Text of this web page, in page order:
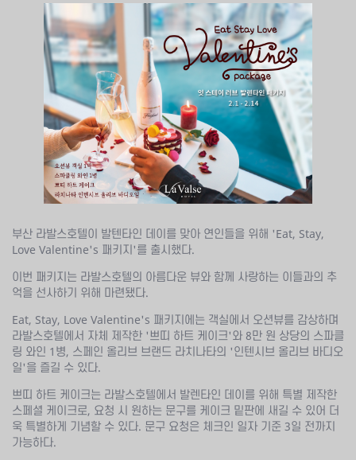
부산 라발스호텔이 발텐타인 데이를 맞아 연인들을 위해 'Eat, Stay,
Love Valentine's 패키지'를 출시했다.
이번 패키지는 라발스호텔의 아름다운 뷰와 함께 사랑하는 이들과의 추
억을 선사하기 위해 마련됐다.
Eat, Stay, Love Valentine's 패키지에는 객실에서 오션뷰를 감상하며
라발스호텔에서 자체 제작한 '쁘띠 하트 케이크'와 8만 원 상당의 스파클
링 와인 1병, 스페인 올리브 브랜드 라치나타의 '인텐시브 올리브 바디오
일'을 즐길 수 있다.
쁘띠 하트 케이크는 라발스호텔에서 발렌타인 데이를 위해 특별 제작한
스페셜 케이크로, 요청 시 원하는 문구를 케이크 밑판에 새길 수 있어 더
욱 특별하게 기념할 수 있다. 문구 요청은 체크인 일자 기준 3일 전까지
가능하다.